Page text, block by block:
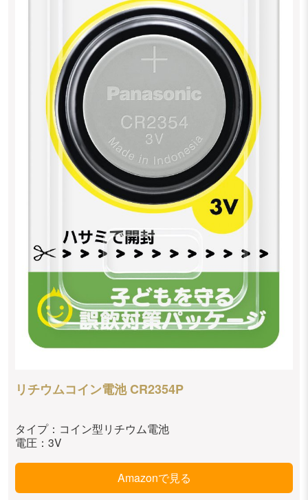
リチウムコイン電池 CR2354P
タイプ：コイン型リチウム電池
電圧：3V
Amazonで見る